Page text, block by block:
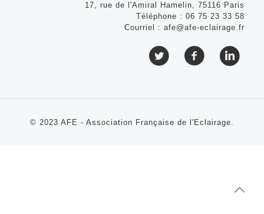
17, rue de l'Amiral Hamelin, 75116 Paris
Téléphone : 06 75 23 33 58
Courriel : afe@afe-eclairage.fr
© 2023 AFE - Association Française de l'Eclairage.